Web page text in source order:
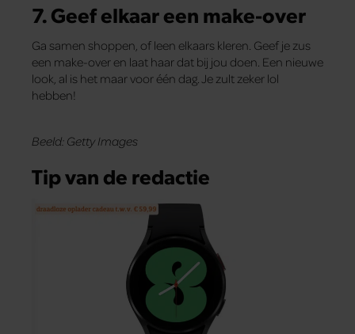
7. Geef elkaar een make-over
Ga samen shoppen, of leen elkaars kleren. Geef je zus
een make-over en laat haar dat bij jou doen. Een nieuwe
look, al is het maar voor één dag. Je zult zeker lol
hebben!
Beeld: Getty Images
Tip van de redactie